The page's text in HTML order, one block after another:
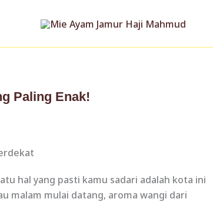
Paling Enak!
hal yang pasti kamu sadari adalah kota ini
malam mulai datang, aroma wangi dari